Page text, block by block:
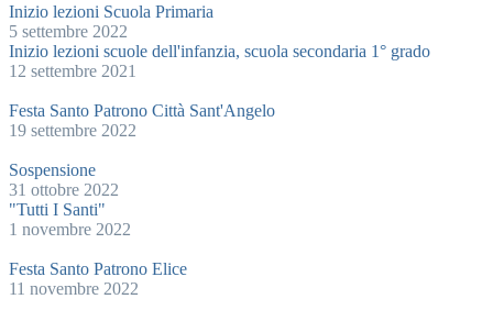
Inizio lezioni Scuola Primaria
5 settembre 2022
Inizio lezioni scuole dell'infanzia, scuola secondaria 1° grado
12 settembre 2021
Festa Santo Patrono Città Sant'Angelo
19 settembre 2022
Sospensione
31 ottobre 2022
"Tutti I Santi"
1 novembre 2022
Festa Santo Patrono Elice
11 novembre 2022